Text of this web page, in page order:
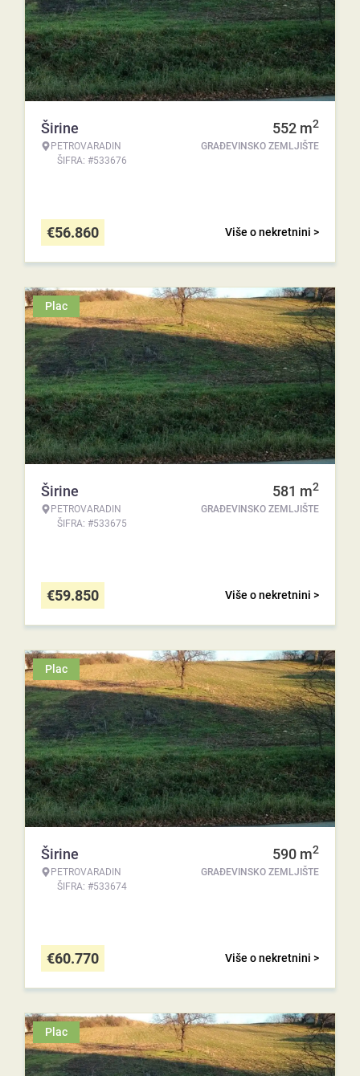
Širine
PETROVARADIN
ŠIFRA: #533676
552 m2
GRAĐEVINSKO ZEMLJIŠTE
Više o nekretnini >
€56.860
Plac
Širine
PETROVARADIN
ŠIFRA: #533675
581 m2
GRAĐEVINSKO ZEMLJIŠTE
Više o nekretnini >
€59.850
Plac
Širine
PETROVARADIN
ŠIFRA: #533674
590 m2
GRAĐEVINSKO ZEMLJIŠTE
Više o nekretnini >
€60.770
Plac